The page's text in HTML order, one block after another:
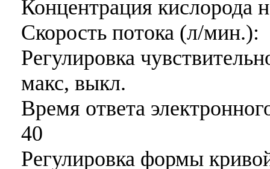
Концентрация кислорода
Скорость потока (л/
Регулировка
макс, выкл.
Время ответа
40
Регулировка формы